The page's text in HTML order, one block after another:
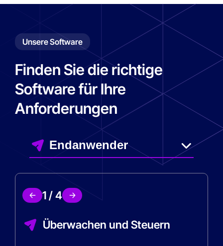
Unsere Software
Finden Sie die richtige
Software für Ihre
Anforderungen
1 /4
Überwachen und Steuern